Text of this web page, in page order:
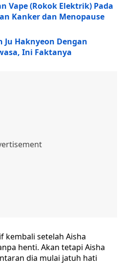
Vape (Rokok Elektrik) Pada
Kanker dan Menopause
Haknyeon Dengan
Ini Faktanya
kembali setelah Aisha
henti. Akan tetapi Aisha
dia mulai jatuh hati